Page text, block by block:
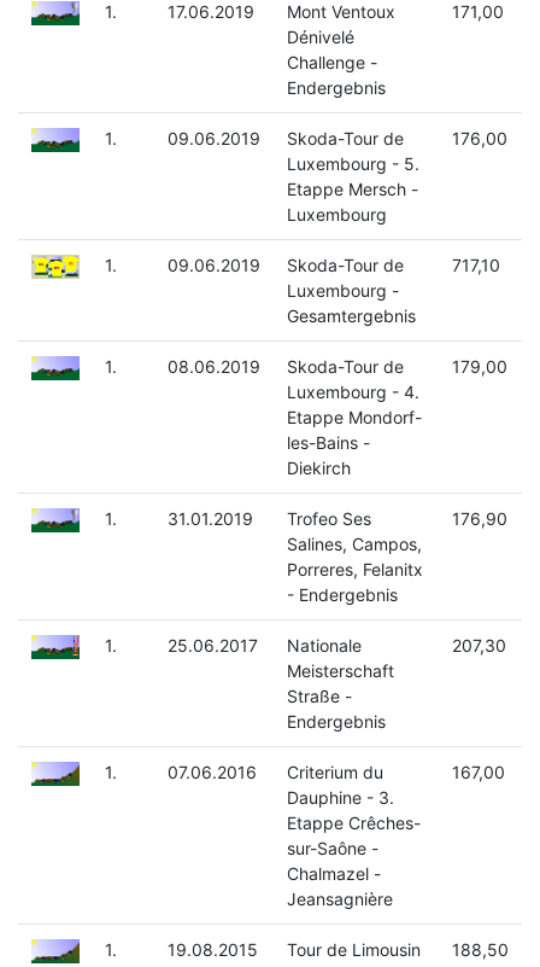
1. 17.06.2019
Mont Ventoux
Dénivelé
Challenge -
Endergebnis
171,00
1. 09.06.2019
Skoda-Tour de
Luxembourg - 5.
Etappe Mersch -
Luxembourg
176,00
1. 09.06.2019
Skoda-Tour de
Luxembourg -
Gesamtergebnis
717,10
1. 08.06.2019
Skoda-Tour de
Luxembourg - 4.
Etappe Mondorf-
les-Bains -
Diekirch
179,00
1. 31.01.2019
Trofeo Ses
Salines, Campos,
Porreres, Felanitx
- Endergebnis
176,90
1. 25.06.2017
Nationale
Meisterschaft
Straße -
Endergebnis
207,30
1. 07.06.2016
Criterium du
Dauphine - 3.
Etappe Crêches-
sur-Saône -
Chalmazel -
Jeansagnière
167,00
1. 19.08.2015
Tour de Limousin
188,50